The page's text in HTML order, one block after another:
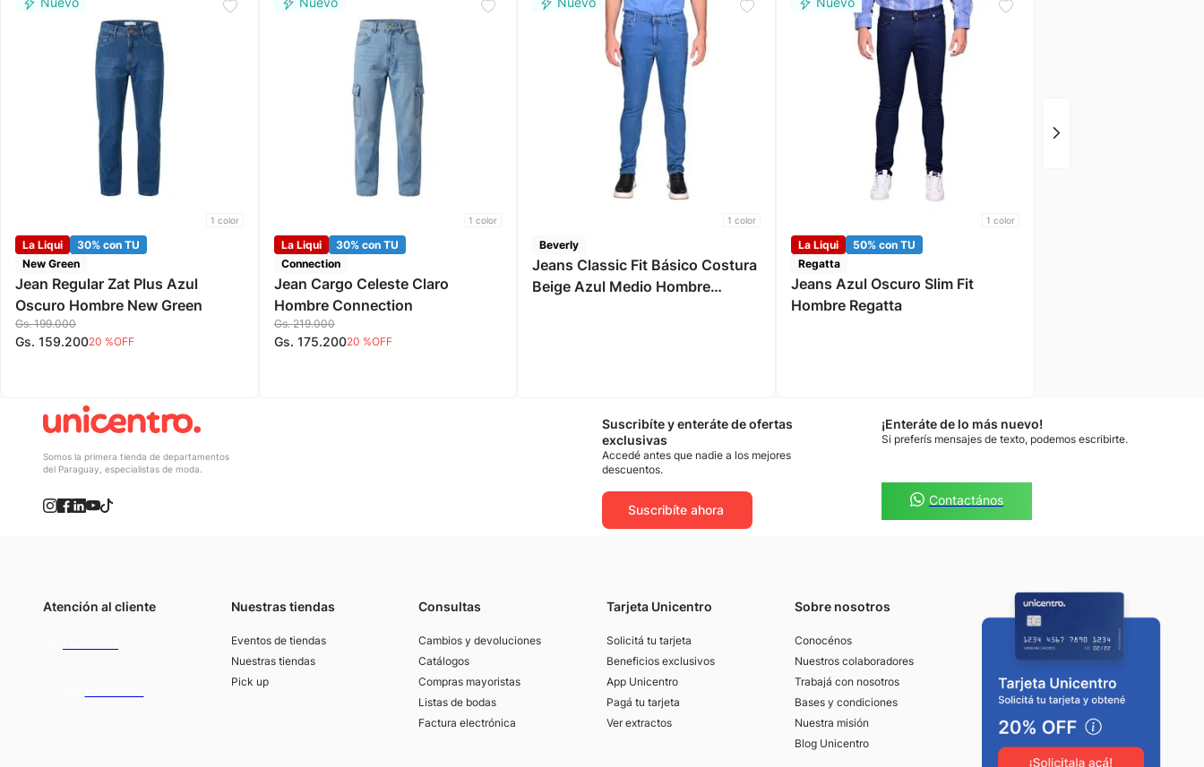
1 color
La Liqui
30% con TU
New Green
Jean Regular Zat Plus Azul
Oscuro Hombre New Green
Gs. 199.000
Gs. 159.20020 %OFF
1 color
La Liqui
30% con TU
Connection
Jean Cargo Celeste Claro
Hombre Connection
Gs. 219.000
Gs. 175.20020 %OFF
1 color
Beverly
Jeans Classic Fit Básico Costura
Beige Azul Medio Hombre
1 color
La Liqui
50% con TU
Regatta
Jeans Azul Oscuro Slim Fit
Hombre Regatta
Somos la primera tienda de departamentos
del Paraguay, especialistas de moda.
Suscribíte y enteráte de ofertas
exclusivas
Accedé antes que nadie a los mejores
descuentos.
Suscribíte ahora
¡Enteráte de lo más nuevo!
Si preferís mensajes de texto, podemos escribirte.
Contactános
Atención al cliente
Nuestras tiendas
Eventos de tiendas
Nuestras tiendas
Pick up
Consultas
Cambios y devoluciones
Catálogos
Compras mayoristas
Listas de bodas
Factura electrónica
Tarjeta Unicentro
Solicitá tu tarjeta
Beneficios exclusivos
App Unicentro
Pagá tu tarjeta
Ver extractos
Sobre nosotros
Conocénos
Nuestros colaboradores
Trabajá con nosotros
Bases y condiciones
Nuestra misión
Blog Unicentro